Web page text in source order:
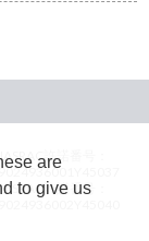
許諾番号：
許諾番号：
are
to give us